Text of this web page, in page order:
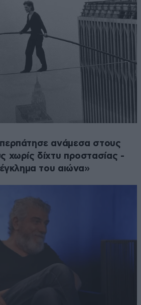
ανάμεσα στους
χωρίς δίχτυ προστασίας -
του αιώνα»